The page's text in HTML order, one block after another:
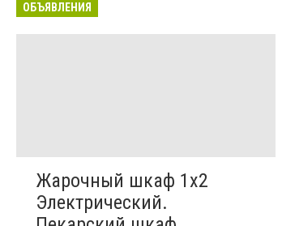
ОБЪЯВЛЕНИЯ
Жарочный шкаф 1х2
Электрический.